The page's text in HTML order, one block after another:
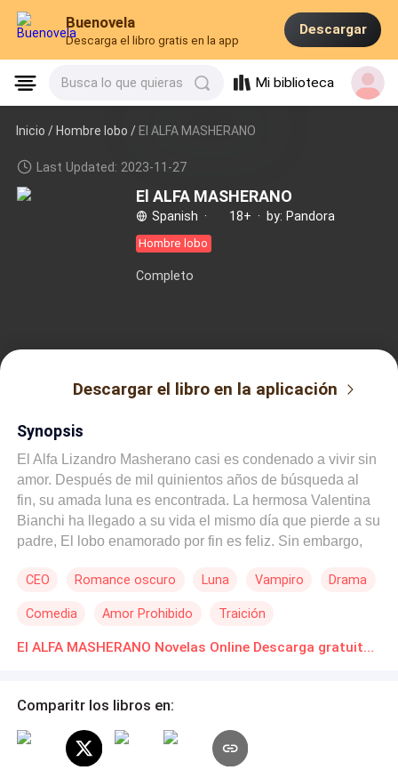
Buenovela
Descarga el libro gratis en la app
Descargar
Busca lo que quieras Mi biblioteca
Inicio /Hombre lobo / El ALFA MASHERANO
Last Updated: 2023-11-27
El ALFA MASHERANO
Spanish · 18+ · by: Pandora
Hombre lobo
Completo
Descargar el libro en la aplicación
Synopsis
El Alfa Lizandro Masherano casi es condenado a vivir sin
amor. Después de mil quinientos años de búsqueda al
fin, su amada luna es encontrada. La hermosa Valentina
Bianchi ha llegado a su vida el mismo día que pierde a su
padre, El lobo enamorado por fin es feliz. Sin embargo,
alguien más. Su personalidad posesiva y el profundo
designio de la diosa luna le pertenece. Para Lizandro y
Valentina no todo será amor y felicidad, por qué una vez
amor.
CEO Romance oscuro Luna Vampiro Drama
Comedia Amor Prohibido Traición
El ALFA MASHERANO Novelas Online Descarga gratuita de PDF
Comparitr los libros en: